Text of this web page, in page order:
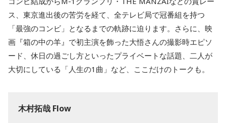
ス、東京進出後の苦労を経て、全テレビ局で冠番組を持つ
「最強のコンビ」となるまでの軌跡に迫ります。さらに、映
画『箱の中の羊』で初主演を飾った大悟さんの撮影時エピソ
ード、休日の過ごし方といったプライベートな話題、二人が
大切にしている「人生の1曲」など、ここだけのトークも。
木村拓哉 Flow